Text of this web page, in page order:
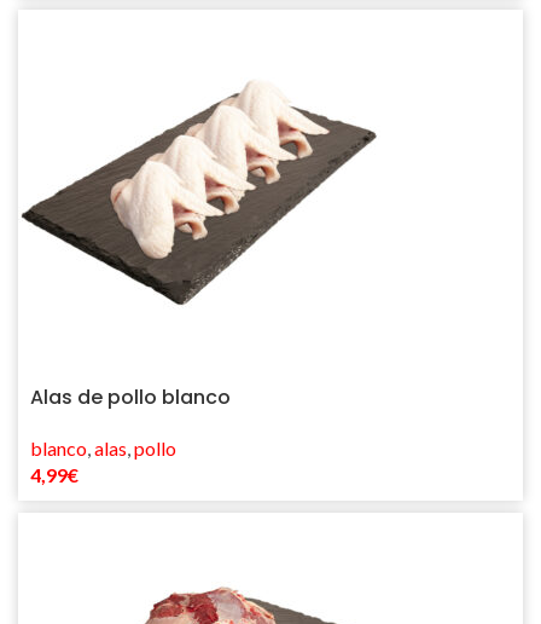
Alas de pollo blanco
blanco,alas,pollo
4,99€